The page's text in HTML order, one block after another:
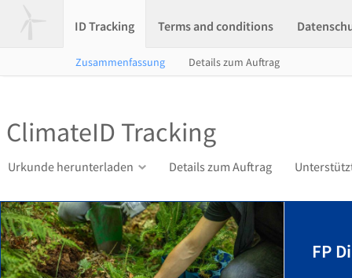
ID Tracking Terms and conditions
Zusammenfassung Details zum Auftrag
ClimateID Tracking
Urkunde herunterladen Details zum Auftrag
FP